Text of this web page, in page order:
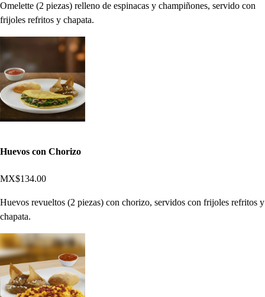
Omelette (2 piezas) relleno de espinacas y champiñones, servido con
frijoles refritos y chapata.
Huevos con Chorizo
MX$134.00
Huevos revueltos (2 piezas) con chorizo, servidos con frijoles refritos y
chapata.